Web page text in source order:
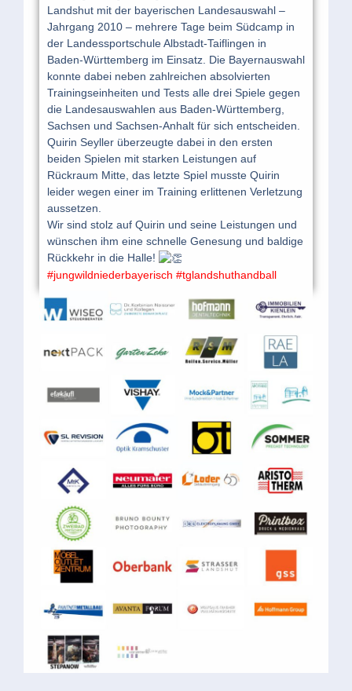
Landshut mit der bayerischen Landesauswahl –
Jahrgang 2010 – mehrere Tage beim Südcamp in
der Landessportschule Albstadt-Taiflingen in
Baden-Württemberg im Einsatz. Die Bayernauswahl
konnte dabei neben zahlreichen absolvierten
Trainingseinheiten und Tests alle drei Spiele gegen
die Landesauswahlen aus Baden-Württemberg,
Sachsen und Sachsen-Anhalt für sich entscheiden.
Quirin Seyller überzeugte dabei in den ersten
beiden Spielen mit starken Leistungen auf
Rückraum Mitte, das letzte Spiel musste Quirin
leider wegen einer im Training erlittenen Verletzung
aussetzen.
Wir sind stolz auf Quirin und seine Leistungen und
wünschen ihm eine schnelle Genesung und baldige
Rückkehr in die Halle!
#jungwildniederbayerisch #tglandshuthandball